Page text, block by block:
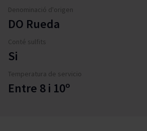
Denominació d'origen
DO Rueda
Conté sulfits
Si
Temperatura de servicio
Entre 8 i 10º